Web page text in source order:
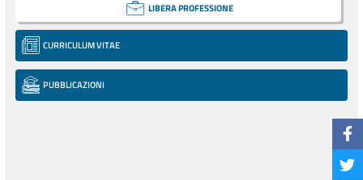
LIBERA PROFESSIONE
CURRICULUM VITAE
PUBBLICAZIONI